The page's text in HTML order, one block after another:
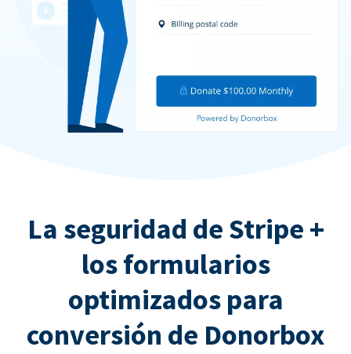
La seguridad de Stripe +
los formularios
optimizados para
conversión de Donorbox